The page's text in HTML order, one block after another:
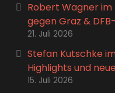
Robert Wagner
gegen Graz &
21. Juli 2026
Stefan Kutschke
Highlights und
15. Juli 2026